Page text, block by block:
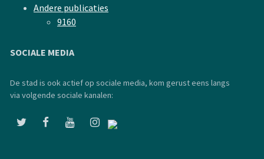
Andere publicaties
9160
SOCIALE MEDIA
De stad is ook actief op sociale media, kom gerust eens langs
via volgende sociale kanalen: